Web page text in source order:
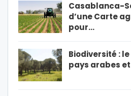
Casablanca-
d’une Carte
pour…
Biodiversité :
pays arabes